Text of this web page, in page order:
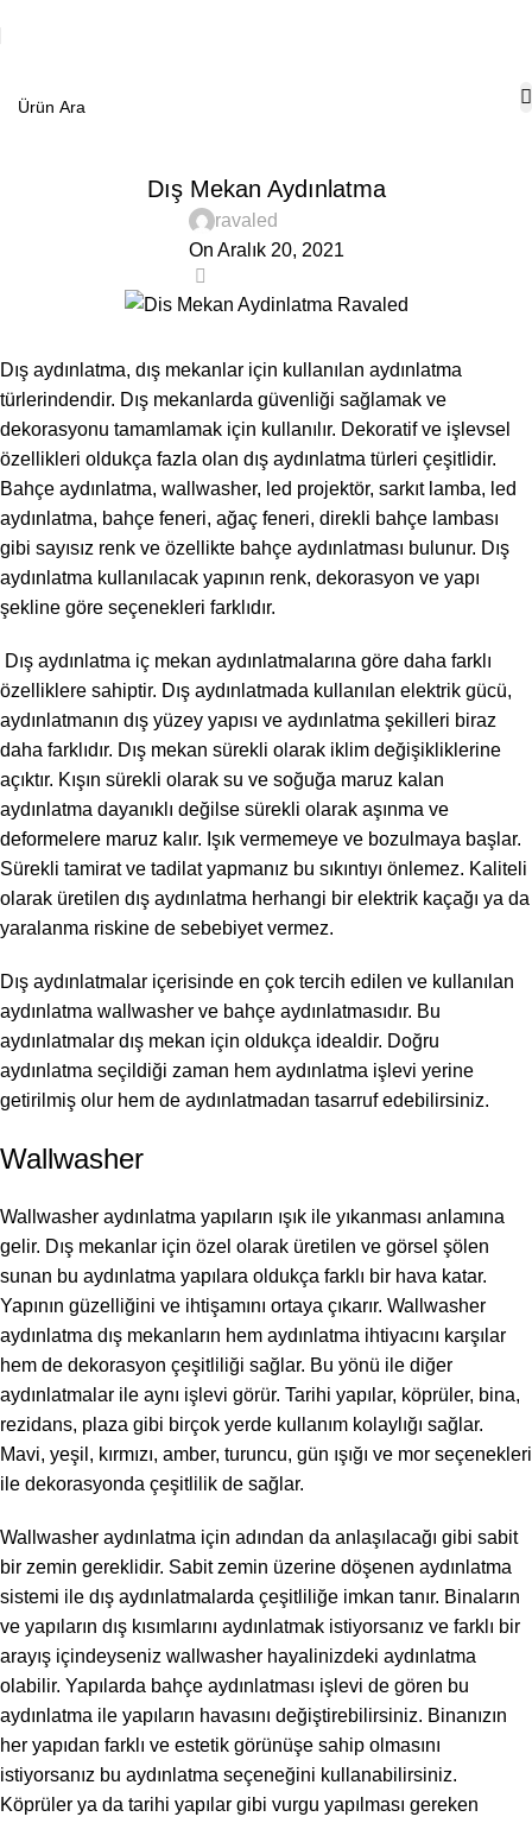
Dış Mekan Aydınlatma
ravaled
On Aralık 20, 2021
Dış aydınlatma, dış mekanlar için kullanılan aydınlatma
türlerindendir. Dış mekanlarda güvenliği sağlamak ve
dekorasyonu tamamlamak için kullanılır. Dekoratif ve işlevsel
özellikleri oldukça fazla olan dış aydınlatma türleri çeşitlidir.
Bahçe aydınlatma, wallwasher, led projektör, sarkıt lamba, led
aydınlatma, bahçe feneri, ağaç feneri, direkli bahçe lambası
gibi sayısız renk ve özellikte bahçe aydınlatması bulunur. Dış
aydınlatma kullanılacak yapının renk, dekorasyon ve yapı
şekline göre seçenekleri farklıdır.
Dış aydınlatma iç mekan aydınlatmalarına göre daha farklı
özelliklere sahiptir. Dış aydınlatmada kullanılan elektrik gücü,
aydınlatmanın dış yüzey yapısı ve aydınlatma şekilleri biraz
daha farklıdır. Dış mekan sürekli olarak iklim değişikliklerine
açıktır. Kışın sürekli olarak su ve soğuğa maruz kalan
aydınlatma dayanıklı değilse sürekli olarak aşınma ve
deformelere maruz kalır. Işık vermemeye ve bozulmaya başlar.
Sürekli tamirat ve tadilat yapmanız bu sıkıntıyı önlemez. Kaliteli
olarak üretilen dış aydınlatma herhangi bir elektrik kaçağı ya da
yaralanma riskine de sebebiyet vermez.
Dış aydınlatmalar içerisinde en çok tercih edilen ve kullanılan
aydınlatma wallwasher ve bahçe aydınlatmasıdır. Bu
aydınlatmalar dış mekan için oldukça idealdir. Doğru
aydınlatma seçildiği zaman hem aydınlatma işlevi yerine
getirilmiş olur hem de aydınlatmadan tasarruf edebilirsiniz.
Wallwasher
Wallwasher aydınlatma yapıların ışık ile yıkanması anlamına
gelir. Dış mekanlar için özel olarak üretilen ve görsel şölen
sunan bu aydınlatma yapılara oldukça farklı bir hava katar.
Yapının güzelliğini ve ihtişamını ortaya çıkarır. Wallwasher
aydınlatma dış mekanların hem aydınlatma ihtiyacını karşılar
hem de dekorasyon çeşitliliği sağlar. Bu yönü ile diğer
aydınlatmalar ile aynı işlevi görür. Tarihi yapılar, köprüler, bina,
rezidans, plaza gibi birçok yerde kullanım kolaylığı sağlar.
Mavi, yeşil, kırmızı, amber, turuncu, gün ışığı ve mor seçenekleri
ile dekorasyonda çeşitlilik de sağlar.
Wallwasher aydınlatma için adından da anlaşılacağı gibi sabit
bir zemin gereklidir. Sabit zemin üzerine döşenen aydınlatma
sistemi ile dış aydınlatmalarda çeşitliliğe imkan tanır. Binaların
ve yapıların dış kısımlarını aydınlatmak istiyorsanız ve farklı bir
arayış içindeyseniz wallwasher hayalinizdeki aydınlatma
olabilir. Yapılarda bahçe aydınlatması işlevi de gören bu
aydınlatma ile yapıların havasını değiştirebilirsiniz. Binanızın
her yapıdan farklı ve estetik görünüşe sahip olmasını
istiyorsanız bu aydınlatma seçeneğini kullanabilirsiniz.
Köprüler ya da tarihi yapılar gibi vurgu yapılması gereken